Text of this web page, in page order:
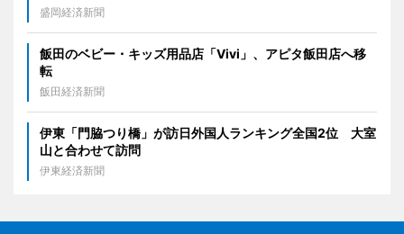
盛岡経済新聞
飯田のベビー・キッズ用品店「Vivi」、アピタ飯田店へ移
転
飯田経済新聞
伊東「門脇つり橋」が訪日外国人ランキング全国2位 大室
山と合わせて訪問
伊東経済新聞